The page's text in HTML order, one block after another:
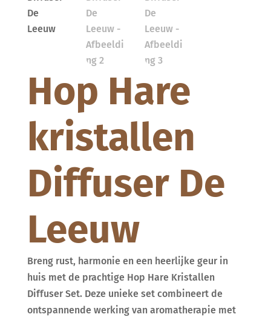
Hop Hare
kristallen
Diffuser De
Leeuw
Breng rust, harmonie en een heerlijke geur in
huis met de prachtige Hop Hare Kristallen
Diffuser Set. Deze unieke set combineert de
ontspannende werking van aromatherapie met